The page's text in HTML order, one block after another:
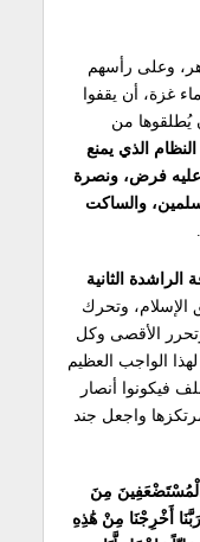
وعلى رأسهم
غزة، أن يقفوا
يُطلقوها من
النظام الذي يمنع
فرض، ونصرة
والساكت
.
الراشدة الثانية
الإسلام، وتحرك
الأقصى وكل
الواجب العظيم
فيكونوا أنصار
واجعل جند
مِنَ
أَخْرِجْنَا مِنْ هَٰذِهِ